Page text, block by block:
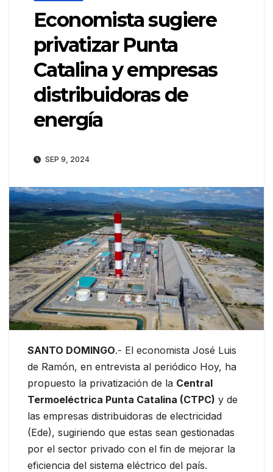
Economista sugiere
privatizar Punta
Catalina y empresas
distribuidoras de
energía
SEP 9, 2024
SANTO DOMINGO.- El economista José Luis
de Ramón, en entrevista al periódico Hoy, ha
propuesto la privatización de la Central
Termoeléctrica Punta Catalina (CTPC) y de
las empresas distribuidoras de electricidad
(Ede), sugiriendo que estas sean gestionadas
por el sector privado con el fin de mejorar la
eficiencia del sistema eléctrico del país.